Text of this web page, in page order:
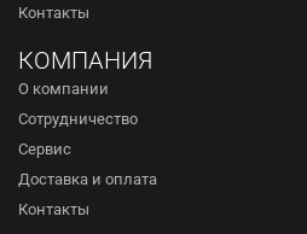
Контакты
КОМПАНИЯ
О компании
Сотрудничество
Сервис
Доставка и оплата
Контакты